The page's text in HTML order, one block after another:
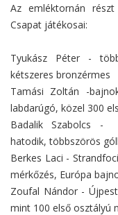
Az emléktornán
Csapat játékosai:
Tyukász Péter -
kétszeres bronzérmes
Tamási Zoltán -
labdarúgó, közel 300
Badalik Szabolcs -
hatodik, többszörös
Berkes Laci -
mérkőzés, Európa
Zoufal Nándor -
mint 100 első osztályú